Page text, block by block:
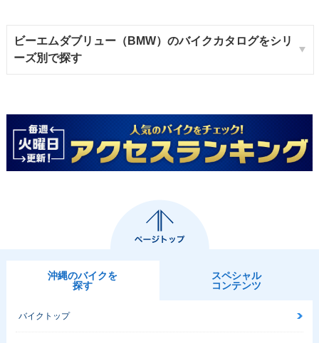
ビーエムダブリュー（BMW）のバイクカタログをシリ
ーズ別で探す
沖縄のバイクを
探す
スペシャル
コンテンツ
バイクトップ